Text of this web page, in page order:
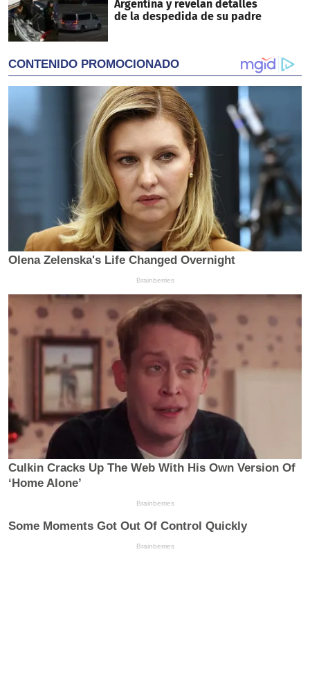
Argentina y revelan detalles
de la despedida de su padre